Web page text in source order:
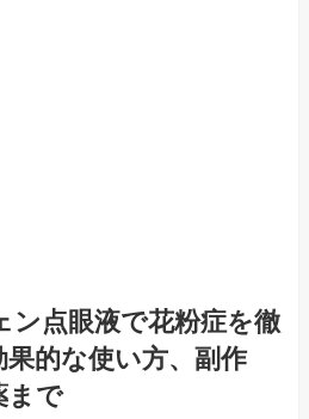
ン点眼液で花粉症を徹
果的な使い方、副作
まで